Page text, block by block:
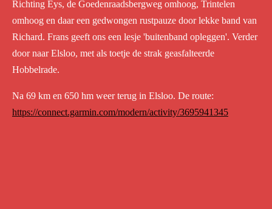
Richting Eys, de Goedenraadsbergweg omhoog, Trintelen
omhoog en daar een gedwongen rustpauze door lekke band van
Richard. Frans geeft ons een lesje 'buitenband opleggen'. Verder
door naar Elsloo, met als toetje de strak geasfalteerde
Hobbelrade.
Na 69 km en 650 hm weer terug in Elsloo. De route:
https://connect.garmin.com/modern/activity/3695941345